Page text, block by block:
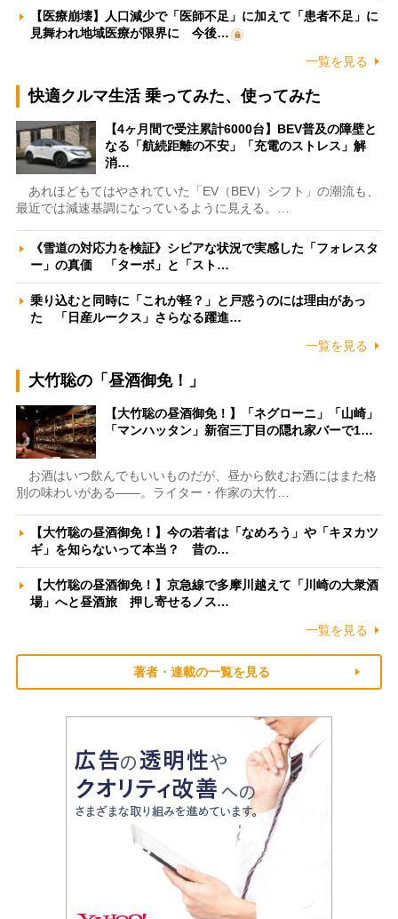
【医療崩壊】人口減少で「医師不足」に加えて「患者不足」に
見舞われ地域医療が限界に 今後…
一覧を見る
快適クルマ生活 乗ってみた、使ってみた
【4ヶ月間で受注累計6000台】BEV普及の障壁と
なる「航続距離の不安」「充電のストレス」解
消…
あれほどもてはやされていた「EV（BEV）シフト」の潮流も、
最近では減速基調になっているように見える。…
《雪道の対応力を検証》シビアな状況で実感した「フォレスタ
ー」の真価 「ターボ」と「スト…
乗り込むと同時に「これが軽？」と戸惑うのには理由があっ
た 「日産ルークス」さらなる躍進…
一覧を見る
大竹聡の「昼酒御免！」
【大竹聡の昼酒御免！】「ネグローニ」「山崎」
「マンハッタン」新宿三丁目の隠れ家バーで1…
お酒はいつ飲んでもいいものだが、昼から飲むお酒にはまた格
別の味わいがある――。ライター・作家の大竹…
【大竹聡の昼酒御免！】今の若者は「なめろう」や「キヌカツ
ギ」を知らないって本当？ 昔の…
【大竹聡の昼酒御免！】京急線で多摩川越えて「川崎の大衆酒
場」へと昼酒旅 押し寄せるノス…
一覧を見る
著者・連載の一覧を見る